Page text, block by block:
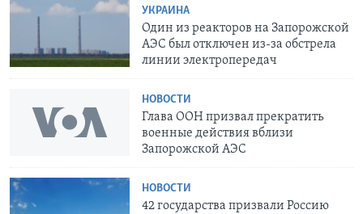
УКРАИНА
Один из реакторов на Запорожской
АЭС был отключен из-за обстрела
линии электропередач
НОВОСТИ
Глава ООН призвал прекратить
военные действия вблизи
Запорожской АЭС
НОВОСТИ
42 государства призвали Россию